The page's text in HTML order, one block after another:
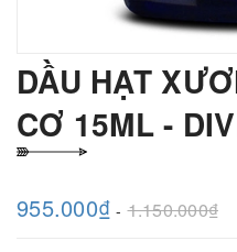
DẦU HẠT
CƠ 15ML -
955.000₫ - 1.150.000₫